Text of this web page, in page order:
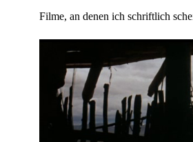
Filme, an denen ich schriftlich